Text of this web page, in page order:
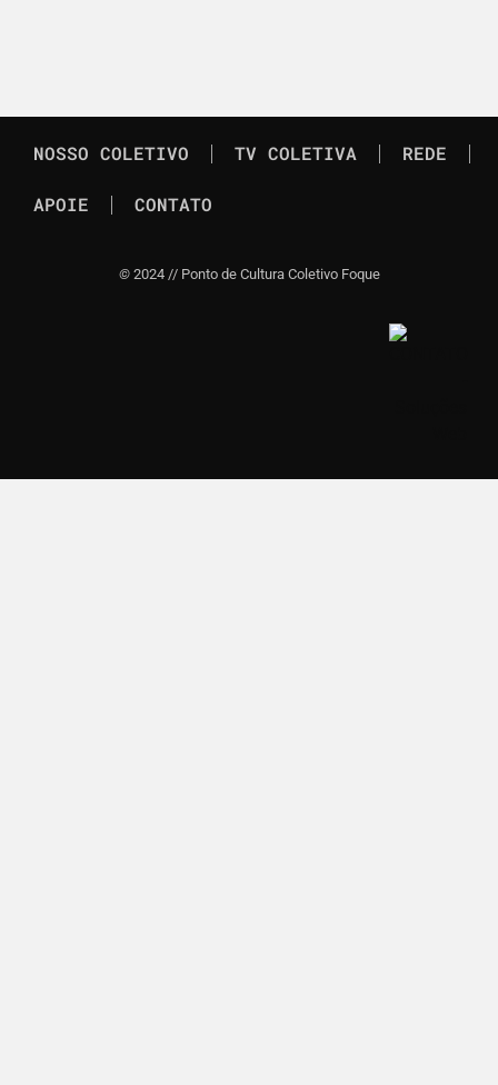
NOSSO COLETIVO TV COLETIVA REDE
APOIE CONTATO
© 2024 // Ponto de Cultura Coletivo Foque